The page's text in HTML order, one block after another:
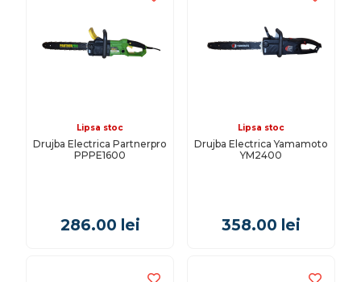
Lipsa stoc
Drujba Electrica Partnerpro
PPPE1600
286.00 lei
Lipsa stoc
Drujba Electrica Yamamoto
YM2400
358.00 lei